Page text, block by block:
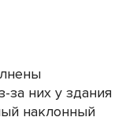
них у здания
наклонный